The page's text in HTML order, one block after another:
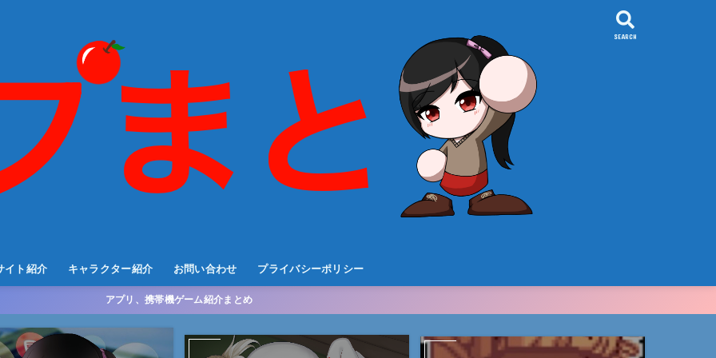
イト紹介 キャラクター紹介 お問い合わせ プライバシーポリシー
SEARCH
アプリ、携帯機ゲーム紹介まとめ